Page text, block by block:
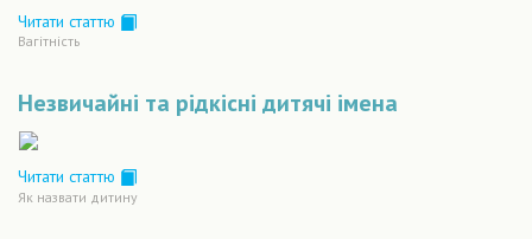
Читати статтю
Вагiтнiсть
Незвичайні та рідкісні дитячі імена
Читати статтю
Як назвати дитину